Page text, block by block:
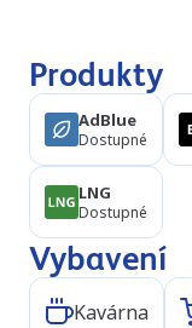
Produkty
AdBlue
Dostupné
LNG
Dostupné
Vybavení
Kavárna